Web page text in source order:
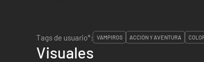
Tags de usuario*:
VAMPIROS ACCIÓN Y AVENTURA
Visuales